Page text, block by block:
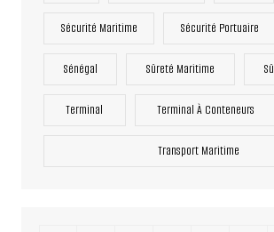
Sécurité Maritime Sécurité Portuaire
Sénégal Sûreté Maritime
Terminal Terminal À Conteneurs
Transport Maritime